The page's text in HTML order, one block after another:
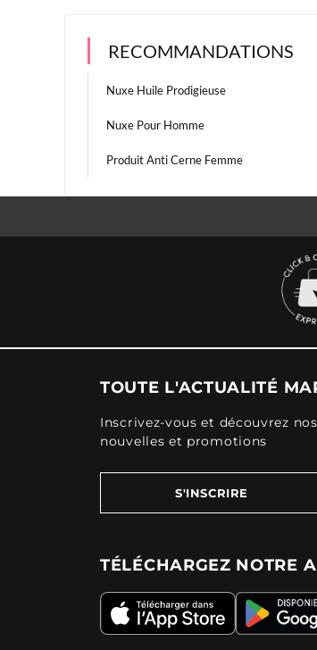
RECOMMANDATIONS
Nuxe Huile Prodigieuse
Nuxe Pour Homme
Produit Anti Cerne Femme
TOUTE L'ACTUALITÉ
Inscrivez-vous et découvrez
nouvelles et promotions
S'INSCRIRE
TÉLÉCHARGEZ NOTRE